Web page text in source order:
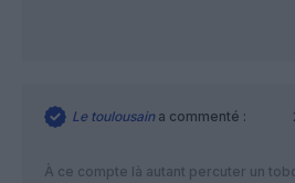
Le toulousaina commenté :
À ce compte là autant percuter un